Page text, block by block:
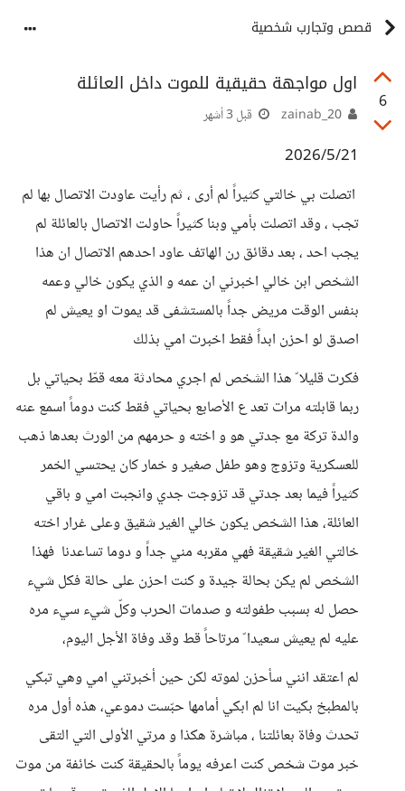
قصص وتجارب شخصية
6
اول مواجهة حقيقية للموت داخل العائلة
قبل 3 أشهر
2026/5/21
اتصلت بي خالتي كثيراً لم أرى ، ثم رأيت عاودت الاتصال بها لم
تجب ، وقد اتصلت بأمي وبنا كثيراً حاولت الاتصال بالعائلة لم
يجب احد ، بعد دقائق رن الهاتف عاود احدهم الاتصال ان هذا
الشخص ابن خالي اخبرني ان عمه و الذي يكون خالي وعمه
بنفس الوقت مريض جداً بالمستشفى قد يموت او يعيش لم
اصدق لو احزن ابداً فقط اخبرت امي بذلك
فكرت قليلا ّ هذا الشخص لم اجري محادثة معه قطّ بحياتي بل
ربما قابلته مرات تعد ع الأصابع بحياتي فقط كنت دوماً اسمع عنه
والدة تركة مع جدتي هو و اخته و حرمهم من الورث بعدها ذهب
للعسكرية وتزوج وهو طفل صغير و خمار كان يحتسي الخمر
كثيراً فيما بعد جدتي قد تزوجت جدي وانجبت امي و باقي
العائلة، هذا الشخص يكون خالي الغير شقيق وعلى غرار اخته
خالتي الغير شقيقة فهي مقربه مني جداً و دوما تساعدنا فهذا
الشخص لم يكن بحالة جيدة و كنت احزن على حالة فكل شيء
حصل له بسبب طفولته و صدمات الحرب وكلّ شيء سيء مره
عليه لم يعيش سعيدا ّ مرتاحاً قط وقد وفاة الأجل اليوم،
لم اعتقد انني سأحزن لموته لكن حين أخبرتني امي وهي تبكي
بالمطبخ بكيت انا لم ابكي أمامها حبّست دموعي، هذه أول مره
تحدث وفاة بعائلتنا ، مباشرة هكذا و مرتي الأولى التي التقى
خبر موت شخص كنت اعرفه يوماً بالحقيقة كنت خائفة من موت